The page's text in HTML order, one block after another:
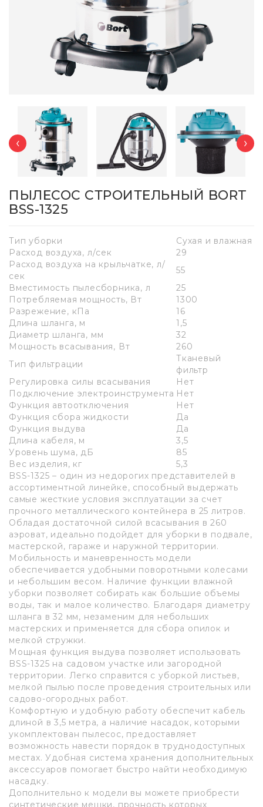
‹ ›
ПЫЛЕСОС СТРОИТЕЛЬНЫЙ BORT
BSS-1325
Тип уборки
Сухая и влажная
Расход воздуха, л/сек
29
Расход воздуха на крыльчатке, л/
сек
55
Вместимость пылесборника, л
25
Потребляемая мощность, Вт
1300
Разрежение, кПа
16
Длина шланга, м
1,5
Диаметр шланга, мм
32
Мощность всасывания, Вт
260
Тип фильтрации
Тканевый
фильтр
Регулировка силы всасывания
Нет
Подключение электроинструмента Нет
Функция автоотключения
Нет
Функция сбора жидкости
Да
Функция выдува
Да
Длина кабеля, м
3,5
Уровень шума, дБ
85
Вес изделия, кг
5,3
BSS-1325 – один из недорогих представителей в
ассортиментной линейке, способный выдержать
самые жесткие условия эксплуатации за счет
прочного металлического контейнера в 25 литров.
Обладая достаточной силой всасывания в 260
аэроват, идеально подойдет для уборки в подвале,
мастерской, гараже и наружной территории.
Мобильность и маневренность модели
обеспечивается удобными поворотными колесами
и небольшим весом. Наличие функции влажной
уборки позволяет собирать как большие объемы
воды, так и малое количество. Благодаря диаметру
шланга в 32 мм, незаменим для небольших
мастерских и применяется для сбора опилок и
мелкой стружки.
Мощная функция выдува позволяет использовать
BSS-1325 на садовом участке или загородной
территории. Легко справится с уборкой листьев,
мелкой пылью после проведения строительных или
садово-огородных работ.
Комфортную и удобную работу обеспечит кабель
длиной в 3,5 метра, а наличие насадок, которыми
укомплектован пылесос, предоставляет
возможность навести порядок в труднодоступных
местах. Удобная система хранения дополнительных
аксессуаров помогает быстро найти необходимую
насадку.
Дополнительно к модели вы можете приобрести
синтетические мешки, прочность которых